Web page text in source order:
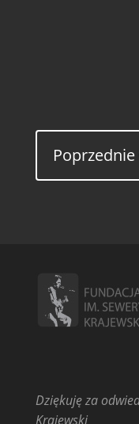
Dziękuję za
Krajewski